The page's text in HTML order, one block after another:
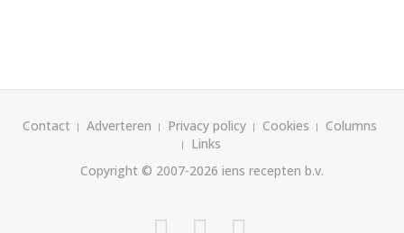
Contact Adverteren Privacy policy Cookies
Columns
Links
Copyright © 2007-2026 iens recepten b.v.